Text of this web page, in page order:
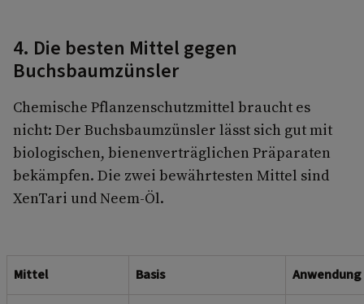
4. Die besten Mittel gegen
Buchsbaumzünsler
Chemische Pflanzenschutzmittel braucht es
nicht: Der Buchsbaumzünsler lässt sich gut mit
biologischen, bienenverträglichen Präparaten
bekämpfen. Die zwei bewährtesten Mittel sind
XenTari und Neem-Öl.
Mittel Basis Anwendung